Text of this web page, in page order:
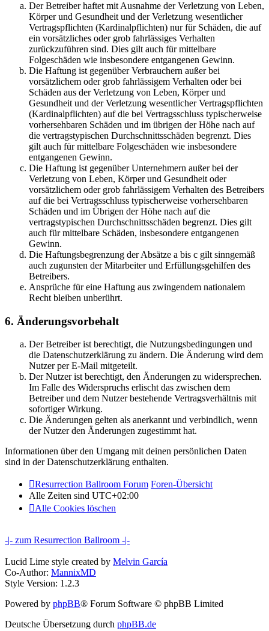
Der Betreiber haftet mit Ausnahme der Verletzung von Leben,
Körper und Gesundheit und der Verletzung wesentlicher
Vertragspflichten (Kardinalpflichten) nur für Schäden, die auf
ein vorsätzliches oder grob fahrlässiges Verhalten
zurückzuführen sind. Dies gilt auch für mittelbare
Folgeschäden wie insbesondere entgangenen Gewinn.
Die Haftung ist gegenüber Verbrauchern außer bei
vorsätzlichem oder grob fahrlässigem Verhalten oder bei
Schäden aus der Verletzung von Leben, Körper und
Gesundheit und der Verletzung wesentlicher Vertragspflichten
(Kardinalpflichten) auf die bei Vertragsschluss typischerweise
vorhersehbaren Schäden und im übrigen der Höhe nach auf
die vertragstypischen Durchschnittsschäden begrenzt. Dies
gilt auch für mittelbare Folgeschäden wie insbesondere
entgangenen Gewinn.
Die Haftung ist gegenüber Unternehmern außer bei der
Verletzung von Leben, Körper und Gesundheit oder
vorsätzlichem oder grob fahrlässigem Verhalten des Betreibers
auf die bei Vertragsschluss typischerweise vorhersehbaren
Schäden und im Übrigen der Höhe nach auf die
vertragstypischen Durchschnittsschäden begrenzt. Dies gilt
auch für mittelbare Schäden, insbesondere entgangenen
Gewinn.
Die Haftungsbegrenzung der Absätze a bis c gilt sinngemäß
auch zugunsten der Mitarbeiter und Erfüllungsgehilfen des
Betreibers.
Ansprüche für eine Haftung aus zwingendem nationalem
Recht bleiben unberührt.
6. Änderungsvorbehalt
Der Betreiber ist berechtigt, die Nutzungsbedingungen und
die Datenschutzerklärung zu ändern. Die Änderung wird dem
Nutzer per E-Mail mitgeteilt.
Der Nutzer ist berechtigt, den Änderungen zu widersprechen.
Im Falle des Widerspruchs erlischt das zwischen dem
Betreiber und dem Nutzer bestehende Vertragsverhältnis mit
sofortiger Wirkung.
Die Änderungen gelten als anerkannt und verbindlich, wenn
der Nutzer den Änderungen zugestimmt hat.
Informationen über den Umgang mit deinen persönlichen Daten
sind in der Datenschutzerklärung enthalten.
Resurrection Ballroom Forum Foren-Übersicht
Alle Zeiten sind UTC+02:00
Alle Cookies löschen
-|- zum Resurrection Ballroom -|-
Lucid Lime style created by Melvin García
Co-Author: MannixMD
Style Version: 1.2.3
Powered by phpBB® Forum Software © phpBB Limited
Deutsche Übersetzung durch phpBB.de